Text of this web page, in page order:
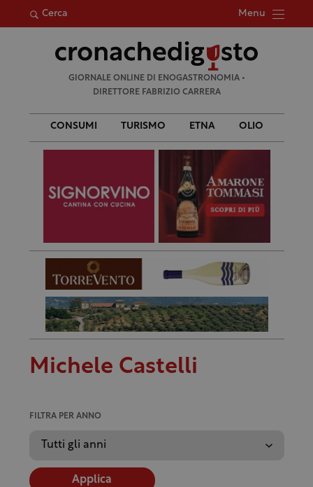
Cerca Menu
per:
GIORNALE ONLINE DI ENOGASTRONOMIA •
DIRETTORE FABRIZIO CARRERA
CONSUMI TURISMO ETNA OLIO
Michele Castelli
FILTRA PER ANNO
Applica